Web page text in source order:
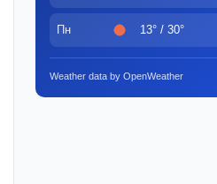
Пн 13° / 30°
Weather data by OpenWeather